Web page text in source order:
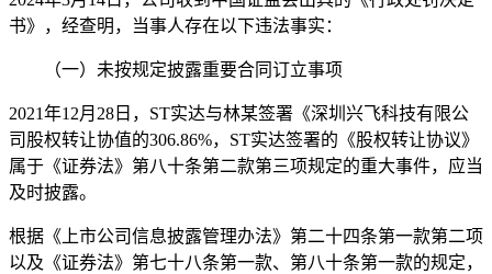
书》，经查明，当事人存在以下违法事实：
（一）未按规定披露重要合同订立事项
2021年12月28日，ST实达与林某签署《深圳兴飞科技有限公
司股权转让协值的306.86%，ST实达签署的《股权转让协议》
属于《证券法》第八十条第二款第三项规定的重大事件，应当
及时披露。
根据《上市公司信息披露管理办法》第二十四条第一款第二项
以及《证券法》第七十八条第一款、第八十条第一款的规定，